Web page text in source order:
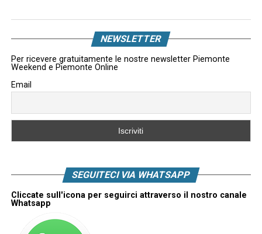
NEWSLETTER
Per ricevere gratuitamente le nostre newsletter Piemonte
Weekend e Piemonte Online
Email
SEGUITECI VIA WHATSAPP
Cliccate sull'icona per seguirci attraverso il nostro canale
Whatsapp